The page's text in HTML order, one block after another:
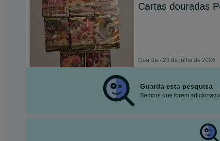
Cartas douradas
Guarda - 23 de julho de 2026
Guarda esta pesquisa
Sempre que forem